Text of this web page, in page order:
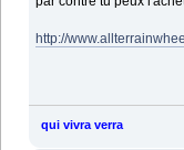
http://
qui vivra verra